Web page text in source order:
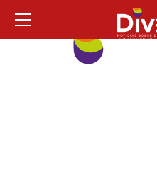
contenido
principal